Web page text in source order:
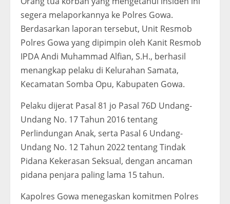
segera melaporkannya ke Polres Gowa.
Berdasarkan laporan tersebut, Unit Resmob
Polres Gowa yang dipimpin oleh Kanit Resmob
IPDA Andi Muhammad Alfian, S.H., berhasil
menangkap pelaku di Kelurahan Samata,
Kecamatan Somba Opu, Kabupaten Gowa.
Pelaku dijerat Pasal 81 jo Pasal 76D Undang-
Undang No. 17 Tahun 2016 tentang
Perlindungan Anak, serta Pasal 6 Undang-
Undang No. 12 Tahun 2022 tentang Tindak
Pidana Kekerasan Seksual, dengan ancaman
pidana penjara paling lama 15 tahun.
Kapolres Gowa menegaskan komitmen Polres